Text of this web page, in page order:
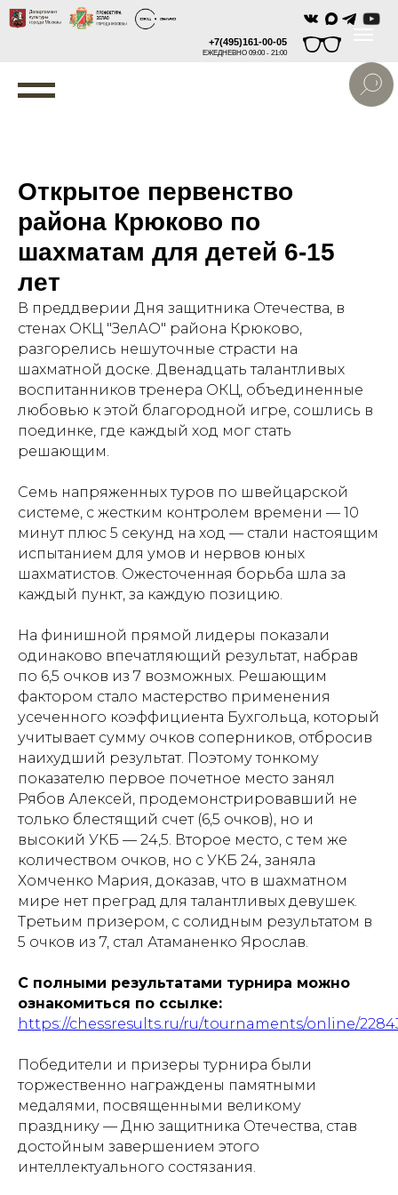
+7(495)161-00-05
ЕЖЕДНЕВНО 09:00 - 21:00
Открытое первенство
района Крюково по
шахматам для детей 6-15
лет
В преддверии Дня защитника Отечества, в
стенах ОКЦ "ЗелАО" района Крюково,
разгорелись нешуточные страсти на
шахматной доске. Двенадцать талантливых
воспитанников тренера ОКЦ, объединенные
любовью к этой благородной игре, сошлись в
поединке, где каждый ход мог стать
решающим.
Семь напряженных туров по швейцарской
системе, с жестким контролем времени — 10
минут плюс 5 секунд на ход — стали настоящим
испытанием для умов и нервов юных
шахматистов. Ожесточенная борьба шла за
каждый пункт, за каждую позицию.
На финишной прямой лидеры показали
одинаково впечатляющий результат, набрав
по 6,5 очков из 7 возможных. Решающим
фактором стало мастерство применения
усеченного коэффициента Бухгольца, который
учитывает сумму очков соперников, отбросив
наихудший результат. Поэтому тонкому
показателю первое почетное место занял
Рябов Алексей, продемонстрировавший не
только блестящий счет (6,5 очков), но и
высокий УКБ — 24,5. Второе место, с тем же
количеством очков, но с УКБ 24, заняла
Хомченко Мария, доказав, что в шахматном
мире нет преград для талантливых девушек.
Третьим призером, с солидным результатом в
5 очков из 7, стал Атаманенко Ярослав.
С полными результатами турнира можно
ознакомиться по ссылке:
https://chessresults.ru/ru/tournaments/online/
Победители и призеры турнира были
торжественно награждены памятными
медалями, посвященными великому
празднику — Дню защитника Отечества, став
достойным завершением этого
интеллектуального состязания.